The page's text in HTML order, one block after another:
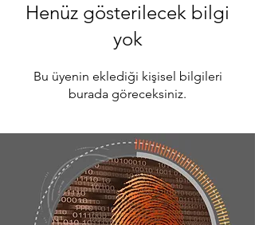
Henüz gösterilecek bilgi
yok
Bu üyenin eklediği kişisel bilgileri
burada göreceksiniz.